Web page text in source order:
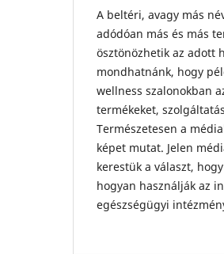
A beltéri, avagy más
adódóan más és más
ösztönözhetik az adott
mondhatnánk, hogy
wellness szalonokban
termékeket,
Természetesen a
képet mutat. Jelen
kerestük a választ,
hogyan használják az
egészségügyi